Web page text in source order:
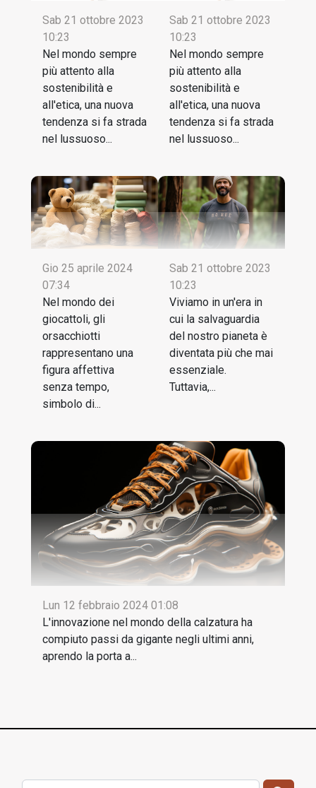
Sab 21 ottobre 2023
10:23
Nel mondo sempre
più attento alla
sostenibilità e
all'etica, una nuova
tendenza si fa strada
nel lussuoso...
Sab 21 ottobre 2023
10:23
Nel mondo sempre
più attento alla
sostenibilità e
all'etica, una nuova
tendenza si fa strada
nel lussuoso...
Gio 25 aprile 2024
07:34
Nel mondo dei
giocattoli, gli
orsacchiotti
rappresentano una
figura affettiva
senza tempo,
simbolo di...
Sab 21 ottobre 2023
10:23
Viviamo in un'era in
cui la salvaguardia
del nostro pianeta è
diventata più che mai
essenziale.
Tuttavia,...
Lun 12 febbraio 2024 01:08
L'innovazione nel mondo della calzatura ha
compiuto passi da gigante negli ultimi anni,
aprendo la porta a...